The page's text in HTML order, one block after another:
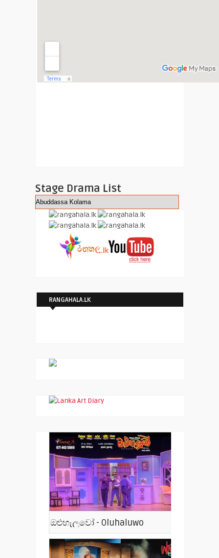
Stage Drama List
RANGAHALA.LK
ඔළුහැලුවෝ - Oluhaluwo